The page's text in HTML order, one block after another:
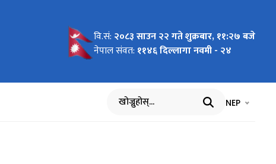
वि.सं: २०८३ साउन २२ गते शुक्रबार, ११:२७ बजे
नेपाल संवत: ११४६ दिल्लागा नवमी - २४
खोज्नुहोस् भाषा चयन
NEP